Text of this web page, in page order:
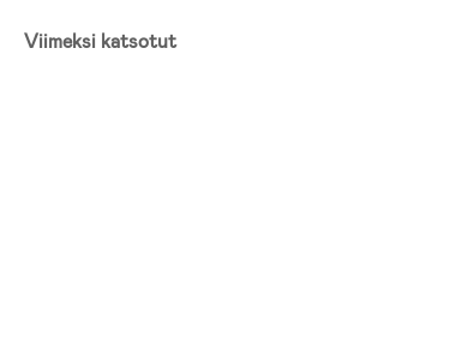
Viimeksi katsotut